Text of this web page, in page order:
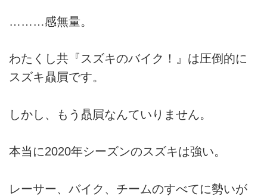
………感無量。
わたくし共『スズキのバイク！』は圧倒的に
スズキ贔屓です。
しかし、もう贔屓なんていりません。
本当に2020年シーズンのスズキは強い。
レーサー、バイク、チームのすべてに勢いが